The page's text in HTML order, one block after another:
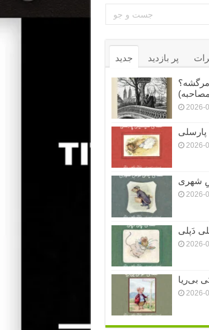
جدید پر بازدید
2026-
2026-
شهری
2026-
دَپلی
2026-
بی‌ریا
2026-